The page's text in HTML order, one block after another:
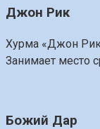
Джон Рик
Хурма «Джон
Занимает место
Божий Дар